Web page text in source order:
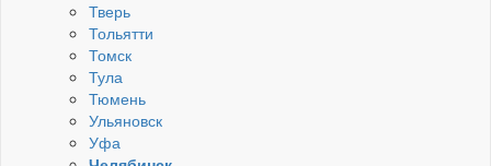
Тверь
Тольятти
Томск
Тула
Тюмень
Ульяновск
Уфа